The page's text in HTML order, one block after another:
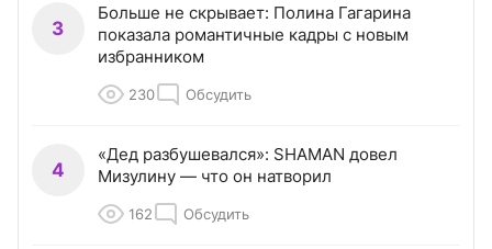
3
Больше не скрывает: Полина Гагарина
показала романтичные кадры с новым
избранником
230 Обсудить
4
«Дед разбушевался»: SHAMAN довел
Мизулину — что он натворил
162 Обсудить